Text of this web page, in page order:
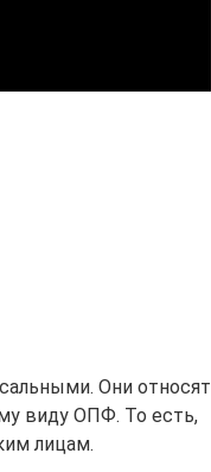
Они относят
виду ОПФ. То есть,
лицам.